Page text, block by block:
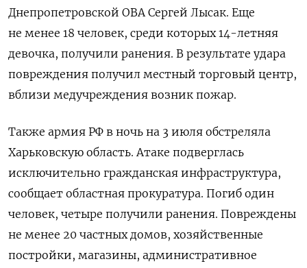
Днепропетровской ОВА Сергей Лысак. Еще
не менее 18 человек, среди которых 14-летняя
девочка, получили ранения. В результате удара
повреждения получил местный торговый центр,
вблизи медучреждения возник пожар.
Также армия РФ в ночь на 3 июля обстреляла
Харьковскую область. Атаке подверглась
исключительно гражданская инфраструктура,
сообщает областная прокуратура. Погиб один
человек, четыре получили ранения. Повреждены
не менее 20 частных домов, хозяйственные
постройки, магазины, административное